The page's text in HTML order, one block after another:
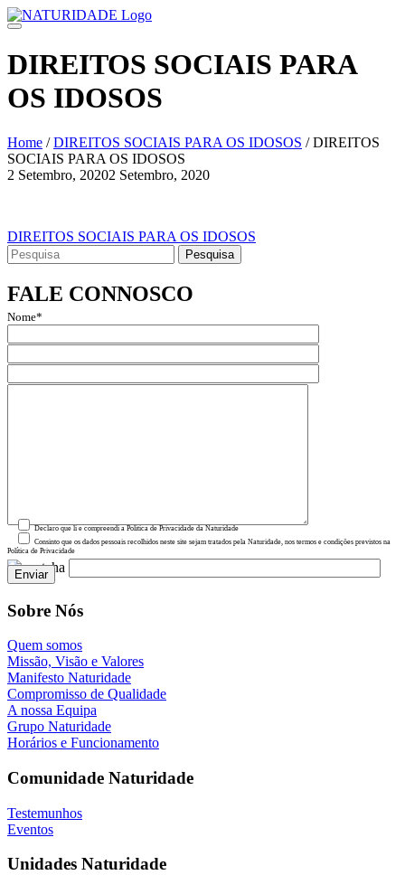
Skip
to
DIREITOS SOCIAIS PARA
OS IDOSOS
Home / DIREITOS SOCIAIS PARA OS IDOSOS / DIREITOS
SOCIAIS PARA OS IDOSOS
2 Setembro, 20202 Setembro, 2020
artigos
Navegação
de
artigos
DIREITOS SOCIAIS PARA OS IDOSOS
Search
for:
FALE CONNOSCO
Nome*
Declaro que li e compreendi a Política de Privacidade da Naturidade
Consinto que os dados pessoais recolhidos neste site sejam tratados pela Naturidade, nos termos e condições previstos na
Política de Privacidade
Sobre Nós
Quem somos
Missão, Visão e Valores
Manifesto Naturidade
Compromisso de Qualidade
A nossa Equipa
Grupo Naturidade
Horários e Funcionamento
Comunidade Naturidade
Testemunhos
Eventos
Unidades Naturidade